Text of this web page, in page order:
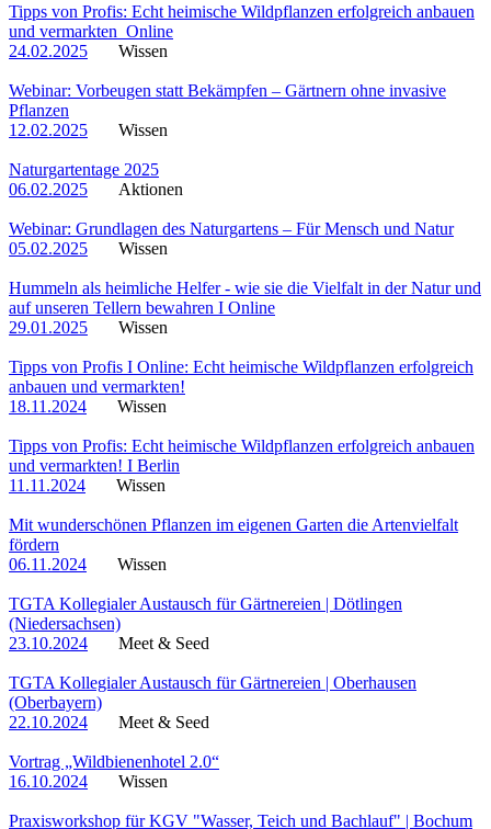
Tipps von Profis: Echt heimische Wildpflanzen erfolgreich anbauen
und vermarkten_Online
24.02.2025
Wissen
Webinar: Vorbeugen statt Bekämpfen – Gärtnern ohne invasive
Pflanzen
12.02.2025
Wissen
Naturgartentage 2025
06.02.2025
Aktionen
Webinar: Grundlagen des Naturgartens – Für Mensch und Natur
05.02.2025
Wissen
Hummeln als heimliche Helfer - wie sie die Vielfalt in der Natur und
auf unseren Tellern bewahren I Online
29.01.2025
Wissen
Tipps von Profis I Online: Echt heimische Wildpflanzen erfolgreich
anbauen und vermarkten!
18.11.2024
Wissen
Tipps von Profis: Echt heimische Wildpflanzen erfolgreich anbauen
und vermarkten! I Berlin
11.11.2024
Wissen
Mit wunderschönen Pflanzen im eigenen Garten die Artenvielfalt
fördern
06.11.2024
Wissen
TGTA Kollegialer Austausch für Gärtnereien | Dötlingen
(Niedersachsen)
23.10.2024
Meet & Seed
TGTA Kollegialer Austausch für Gärtnereien | Oberhausen
(Oberbayern)
22.10.2024
Meet & Seed
Vortrag „Wildbienenhotel 2.0“
16.10.2024
Wissen
Praxisworkshop für KGV "Wasser, Teich und Bachlauf" | Bochum